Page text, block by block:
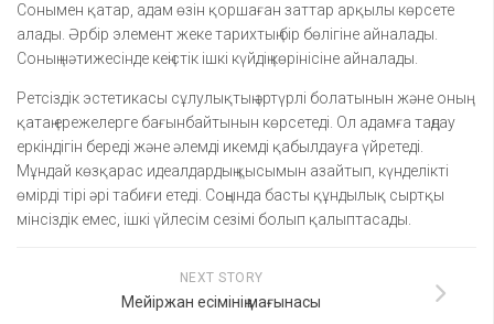
Сонымен қатар, адам өзін қоршаған заттар арқылы көрсете
алады. Әрбір элемент жеке тарихтың бір бөлігіне айналады.
Соның нәтижесінде кеңістік ішкі күйдің көрінісіне айналады.
Ретсіздік эстетикасы сұлулықтың әртүрлі болатынын және оның
қатаң ережелерге бағынбайтынын көрсетеді. Ол адамға таңдау
еркіндігін береді және әлемді икемді қабылдауға үйретеді.
Мұндай көзқарас идеалдардың қысымын азайтып, күнделікті
өмірді тірі әрі табиғи етеді. Соңында басты құндылық сыртқы
мінсіздік емес, ішкі үйлесім сезімі болып қалыптасады.
NEXT STORY
Мейіржан есімінің мағынасы